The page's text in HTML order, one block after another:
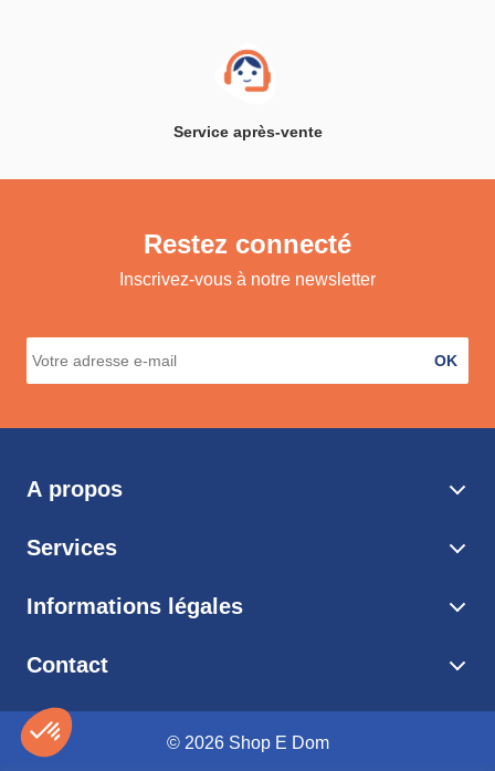
Service après-vente
Restez connecté
Inscrivez-vous à notre newsletter
OK
A propos
Services
Informations légales
Contact
© 2026 Shop E Dom